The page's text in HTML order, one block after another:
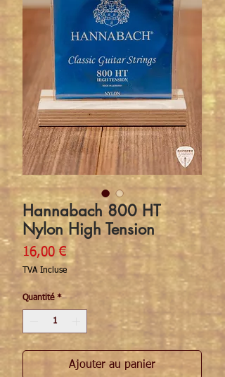
Hannabach 800 HT
Nylon High Tension
16,00 €Prix
TVA Incluse
Quantité *
Ajouter au panier